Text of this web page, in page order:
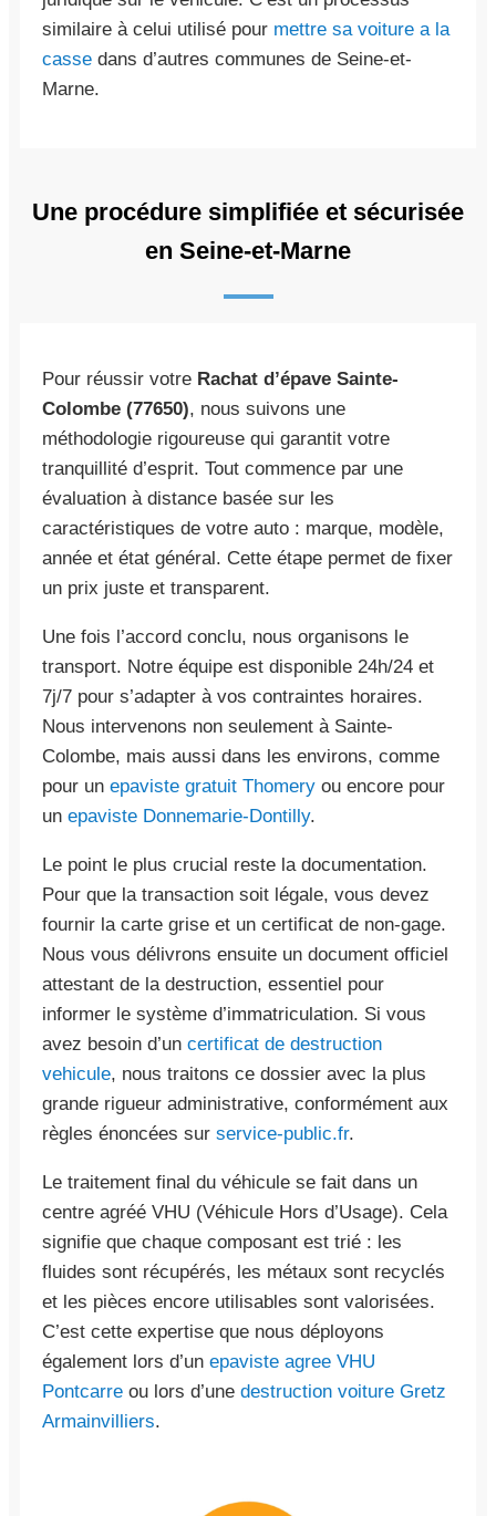
similaire à celui utilisé pour mettre sa voiture a la
casse dans d’autres communes de Seine-et-
Marne.
Une procédure simplifiée et sécurisée
en Seine-et-Marne
Pour réussir votre Rachat d’épave Sainte-
Colombe (77650), nous suivons une
méthodologie rigoureuse qui garantit votre
tranquillité d’esprit. Tout commence par une
évaluation à distance basée sur les
caractéristiques de votre auto : marque, modèle,
année et état général. Cette étape permet de fixer
un prix juste et transparent.
Une fois l’accord conclu, nous organisons le
transport. Notre équipe est disponible 24h/24 et
7j/7 pour s’adapter à vos contraintes horaires.
Nous intervenons non seulement à Sainte-
Colombe, mais aussi dans les environs, comme
pour un epaviste gratuit Thomery ou encore pour
un epaviste Donnemarie-Dontilly.
Le point le plus crucial reste la documentation.
Pour que la transaction soit légale, vous devez
fournir la carte grise et un certificat de non-gage.
Nous vous délivrons ensuite un document officiel
attestant de la destruction, essentiel pour
informer le système d’immatriculation. Si vous
avez besoin d’un certificat de destruction
vehicule, nous traitons ce dossier avec la plus
grande rigueur administrative, conformément aux
règles énoncées sur service-public.fr.
Le traitement final du véhicule se fait dans un
centre agréé VHU (Véhicule Hors d’Usage). Cela
signifie que chaque composant est trié : les
fluides sont récupérés, les métaux sont recyclés
et les pièces encore utilisables sont valorisées.
C’est cette expertise que nous déployons
également lors d’un epaviste agree VHU
Pontcarre ou lors d’une destruction voiture Gretz
Armainvilliers.